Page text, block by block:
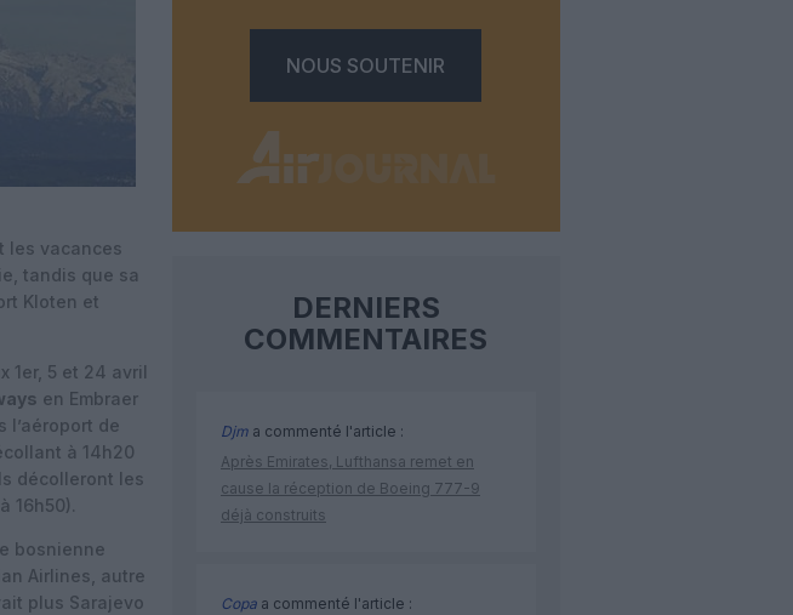
les vacances
tandis que sa
Kloten et
1er, 5 et 24 avril
en Embraer
l’aéroport de
à 14h20
décolleront les
16h50).
bosnienne
Airlines, autre
plus Sarajevo
NOUS SOUTENIR
DERNIERS
COMMENTAIRES
Djm a commenté l'article :
Après Emirates, Lufthansa remet en
cause la réception de Boeing 777-9
déjà construits
Copa a commenté l'article :